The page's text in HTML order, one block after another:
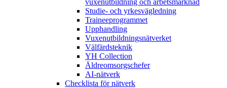
Studie- och yrkesvägledning
Traineeprogrammet
Upphandling
Vuxenutbildningsnätverket
Välfärdsteknik
YH Collection
Äldreomsorgschefer
AI-nätverk
Checklista för nätverk